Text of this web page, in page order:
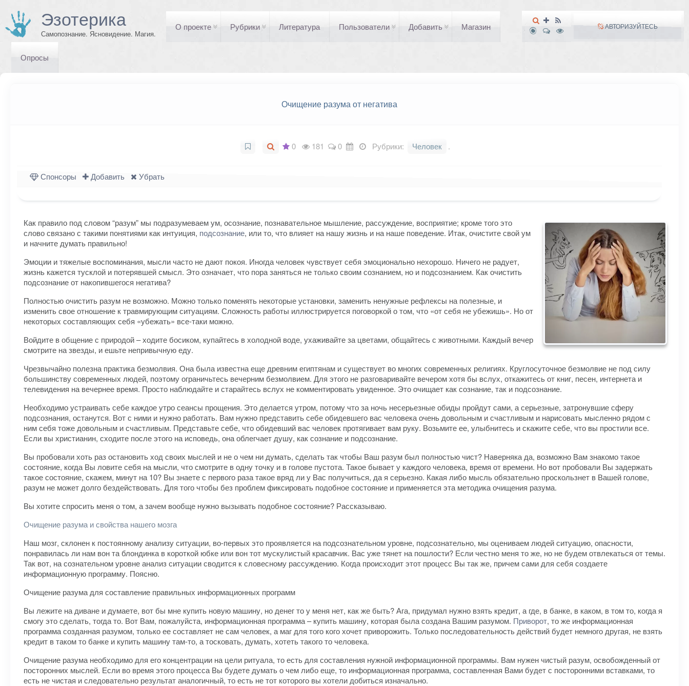
Эзотерика
Самопознание. Ясновидение. Магия.
АВТОРИЗУЙТЕСЬ
О проекте Рубрики Литература Пользователи Добавить Магазин
Опросы
Очищение разума от негатива
0 181 0 Рубрики: Человек .
Спонсоры Добавить Убрать
Как правило под словом “разум” мы подразумеваем ум, осознание, познавательное мышление, рассуждение, восприятие; кроме того это
слово связано с такими понятиями как интуиция, подсознание, или то, что влияет на нашу жизнь и на наше поведение. Итак, очистите свой ум
и начните думать правильно!
Эмоции и тяжелые воспоминания, мысли часто не дают покоя. Иногда человек чувствует себя эмоционально нехорошо. Ничего не радует,
жизнь кажется тусклой и потерявшей смысл. Это означает, что пора заняться не только своим сознанием, но и подсознанием. Как очистить
подсознание от накопившегося негатива?
Полностью очистить разум не возможно. Можно только поменять некоторые установки, заменить ненужные рефлексы на полезные, и
изменить свое отношение к травмирующим ситуациям. Сложность работы иллюстрируется поговоркой о том, что «от себя не убежишь». Но от
некоторых составляющих себя «убежать» все-таки можно.
Войдите в общение с природой – ходите босиком, купайтесь в холодной воде, ухаживайте за цветами, общайтесь с животными. Каждый вечер
смотрите на звезды, и ешьте непривычную еду.
Чрезвычайно полезна практика безмолвия. Она была известна еще древним египтянам и существует во многих современных религиях. Круглосуточное безмолвие не под силу
большинству современных людей, поэтому ограничьтесь вечерним безмолвием. Для этого не разговаривайте вечером хотя бы вслух, откажитесь от книг, песен, интернета и
телевидения на вечернее время. Просто наблюдайте и старайтесь вслух не комментировать увиденное. Это очищает как сознание, так и подсознание.
Необходимо устраивать себе каждое утро сеансы прощения. Это делается утром, потому что за ночь несерьезные обиды пройдут сами, а серьезные, затронувшие сферу
подсознания, останутся. Вот с ними и нужно работать. Вам нужно представить себе обидевшего вас человека очень довольным и счастливым и нарисовать мысленно рядом с
ним себя тоже довольным и счастливым. Представьте себе, что обидевший вас человек протягивает вам руку. Возьмите ее, улыбнитесь и скажите себе, что вы простили все.
Если вы христианин, сходите после этого на исповедь, она облегчает душу, как сознание и подсознание.
Вы пробовали хоть раз остановить ход своих мыслей и не о чем ни думать, сделать так чтобы Ваш разум был полностью чист? Наверняка да, возможно Вам знакомо такое
состояние, когда Вы ловите себя на мысли, что смотрите в одну точку и в голове пустота. Такое бывает у каждого человека, время от времени. Но вот пробовали Вы задержать
такое состояние, скажем, минут на 10? Вы знаете с первого раза такое вряд ли у Вас получиться, да я серьезно. Какая либо мысль обязательно проскользнет в Вашей голове,
разум не может долго бездействовать. Для того чтобы без проблем фиксировать подобное состояние и применяется эта методика очищения разума.
Вы хотите спросить меня о том, а зачем вообще нужно вызывать подобное состояние? Рассказываю.
Очищение разума и свойства нашего мозга
Наш мозг, склонен к постоянному анализу ситуации, во-первых это проявляется на подсознательном уровне, подсознательно, мы оцениваем людей ситуацию, опасности,
понравилась ли нам вон та блондинка в короткой юбке или вон тот мускулистый красавчик. Вас уже тянет на пошлости? Если честно меня то же, но не будем отвлекаться от темы.
Так вот, на сознательном уровне анализ ситуации сводится к словесному рассуждению. Когда происходит этот процесс Вы так же, причем сами для себя создаете
информационную программу. Поясню.
Очищение разума для составление правильных информационных программ
Вы лежите на диване и думаете, вот бы мне купить новую машину, но денег то у меня нет, как же быть? Ага, придумал нужно взять кредит, а где, в банке, в каком, в том то, когда я
смогу это сделать, тогда то. Вот Вам, пожалуйста, информационная программа – купить машину, которая была создана Вашим разумом. Приворот, то же информационная
программа созданная разумом, только ее составляет не сам человек, а маг для того кого хочет приворожить. Только последовательность действий будет немного другая, не взять
кредит в таком то банке и купить машину там-то, а тосковать, думать, хотеть такого то человека.
Очищение разума необходимо для его концентрации на цели ритуала, то есть для составления нужной информационной программы. Вам нужен чистый разум, освобожденный от
посторонних мыслей. Если во время этого процесса Вы будете думать о чем либо еще, то информационная программа, составленная Вами будет с посторонними вставками, то
есть не чистая и следовательно результат аналогичный, то есть не тот которого вы хотели добиться изначально.